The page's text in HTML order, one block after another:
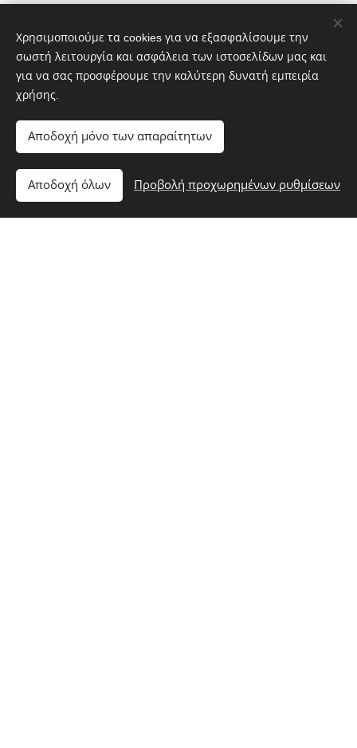
προσφέρουν
άνεση, υγιεινή
και ασφάλεια,
τα υψηλότερα
εκπαιδευτικά
Χρησιμοποιούμε τα cookies για να εξασφαλίσουμε την
σωστή λειτουργία και ασφάλεια των ιστοσελίδων μας και
για να σας προσφέρουμε την καλύτερη δυνατή εμπειρία
χρήσης.
Αποδοχή μόνο των απαραίτητων
Αποδοχή όλων Προβολή προχωρημένων ρυθμίσεων